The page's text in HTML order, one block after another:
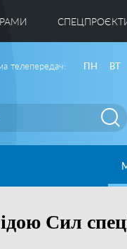
телепередач: ПН ВТ
Сил